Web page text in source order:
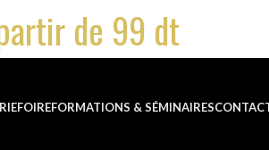
de 99 dt
FOIREFORMATIONS & SÉMINAIRES